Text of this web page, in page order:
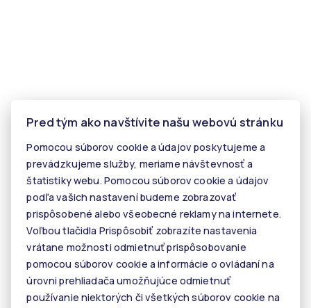
Pred tým ako navštívite našu webovú stránku
Pomocou súborov cookie a údajov poskytujeme a
prevádzkujeme služby, meriame návštevnosť a
štatistiky webu. Pomocou súborov cookie a údajov
podľa vašich nastavení budeme zobrazovať
prispôsobené alebo všeobecné reklamy na internete.
Voľbou tlačidla Prispôsobiť zobrazíte nastavenia
vrátane možnosti odmietnuť prispôsobovanie
pomocou súborov cookie a informácie o ovládaní na
úrovni prehliadača umožňujúce odmietnuť
používanie niektorých či všetkých súborov cookie na